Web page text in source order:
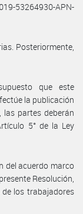
53264930-APN-
Posteriormente,
que este
la publicación
partes deberán
5° de la Ley
del acuerdo marco
Resolución,
los trabajadores